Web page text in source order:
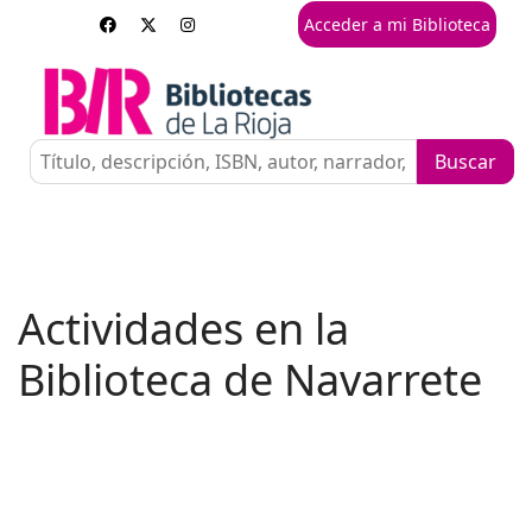
Acceder a mi Biblioteca
Actividades en la
Biblioteca de Navarrete